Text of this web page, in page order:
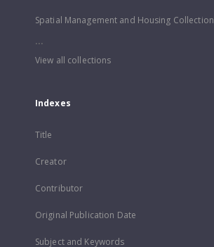
Spatial Management and Housing Collection
...
View all collections
Indexes
Title
Creator
Contributor
Original Publication Date
Subject and Keywords